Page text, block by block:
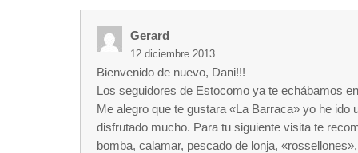
Gerard
12 diciembre 2013
Bienvenido de nuevo, Dani!!!
Los seguidores de Estocomo ya te echábamos
Me alegro que te gustara «La Barraca» yo he ido
disfrutado mucho. Para tu siguiente visita te
bomba, calamar, pescado de lonja,